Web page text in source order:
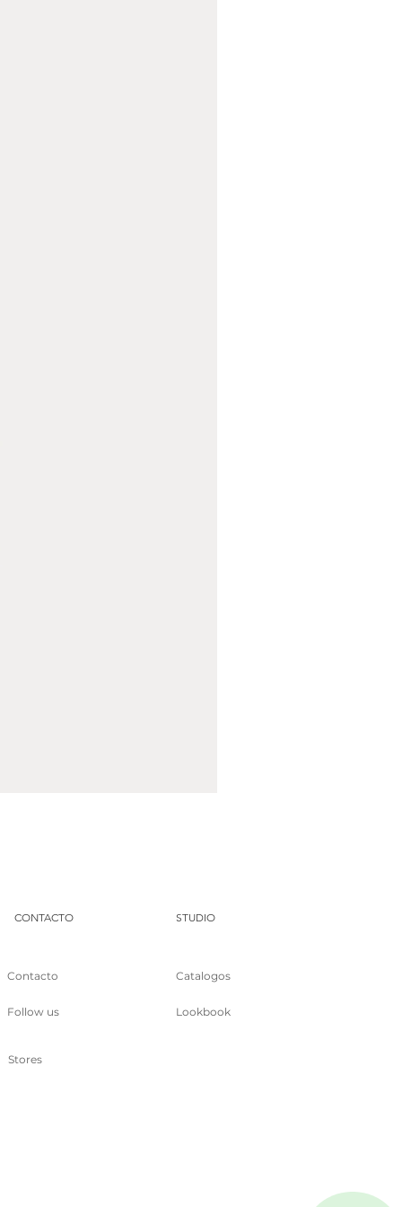
CONTACTO
Contacto
Follow us
Stores
STUDIO
Catalogos
Lookbook